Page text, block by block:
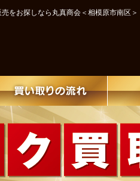
をお探しなら丸真商会＜相模原市南区＞